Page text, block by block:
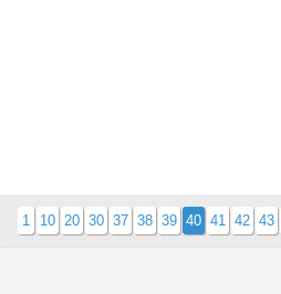
1 10 20 30 37 38 39 40 41 42 43